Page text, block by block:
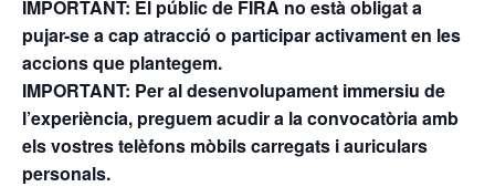
IMPORTANT: El públic de FIRA no està obligat a
pujar-se a cap atracció o participar activament en les
accions que plantegem.
IMPORTANT: Per al desenvolupament immersiu de
l’experiència, preguem acudir a la convocatòria amb
els vostres telèfons mòbils carregats i auriculars
personals.